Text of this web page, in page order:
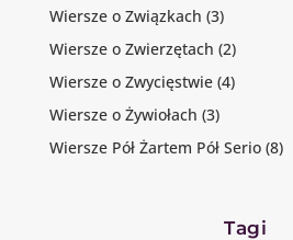
Wiersze o Związkach (3)
Wiersze o Zwierzętach (2)
Wiersze o Zwycięstwie(4)
Wiersze o Żywiołach (3)
Wiersze Pół Żartem Pół Serio(8)
Tagi